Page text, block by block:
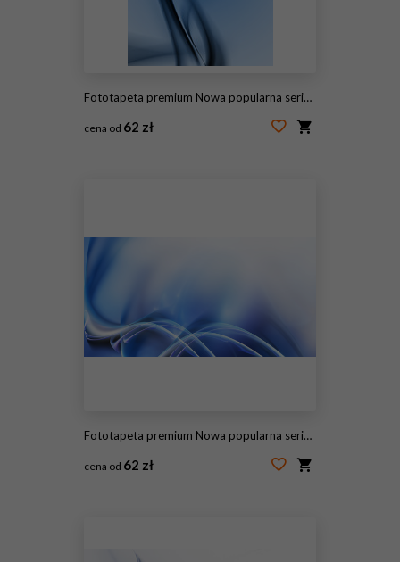
Fototapeta premium Nowa popularna seria. Nice Design
cena od 62 zł
Fototapeta premium Nowa popularna seria. Nice Design
cena od 62 zł